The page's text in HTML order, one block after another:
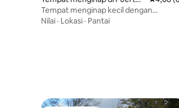
Río Tranquilo
Tempat menginap kecil dengan
pemandangan dan alam yang luar biasa
Nilai · Lokasi · Pantai